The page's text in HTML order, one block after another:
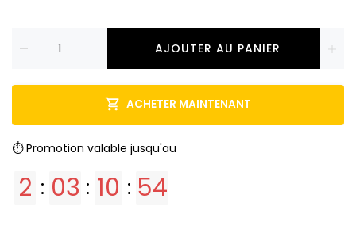
AJOUTER AU PANIER
ACHETER MAINTENANT
⏱️ Promotion valable jusqu'au
2 : 03 : 10 : 53